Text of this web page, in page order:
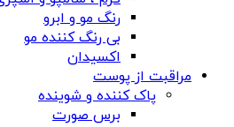
رنگ مو و ابرو
بی رنگ کننده مو
اکسیدان
مراقبت از پوست
پاک کننده و شوینده
برس صورت